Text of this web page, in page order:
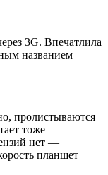
3G. Впечатлила
названием
пролистываются
тоже
нет —
планшет